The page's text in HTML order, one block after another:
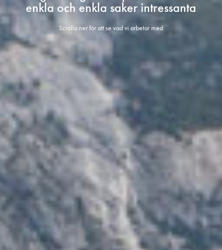
enkla och enkla saker intressanta
Scrolla ner för att se vad vi arbetar med